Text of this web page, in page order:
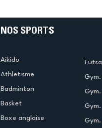
NOS SPORTS
Aikido
Athletisme
Badminton
Basket
Boxe anglaise